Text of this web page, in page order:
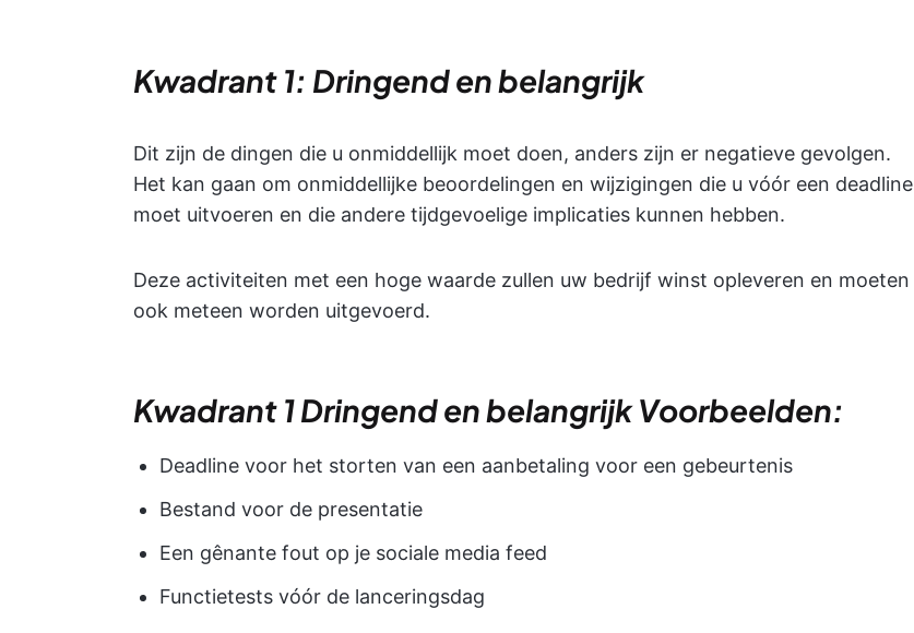
Kwadrant 1: Dringend en belangrijk
Dit zijn de dingen die u onmiddellijk moet doen, anders zijn er negatieve gevolgen.
Het kan gaan om onmiddellijke beoordelingen en wijzigingen die u vóór een deadline
moet uitvoeren en die andere tijdgevoelige implicaties kunnen hebben.
Deze activiteiten met een hoge waarde zullen uw bedrijf winst opleveren en moeten
ook meteen worden uitgevoerd.
Kwadrant 1 Dringend en belangrijk Voorbeelden:
Deadline voor het storten van een aanbetaling voor een gebeurtenis
Bestand voor de presentatie
Een gênante fout op je sociale media feed
Functietests vóór de lanceringsdag